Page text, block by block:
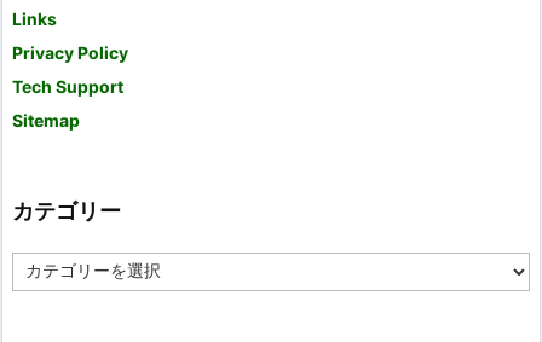
Links
Privacy Policy
Tech Support
Sitemap
カテゴリー
テ